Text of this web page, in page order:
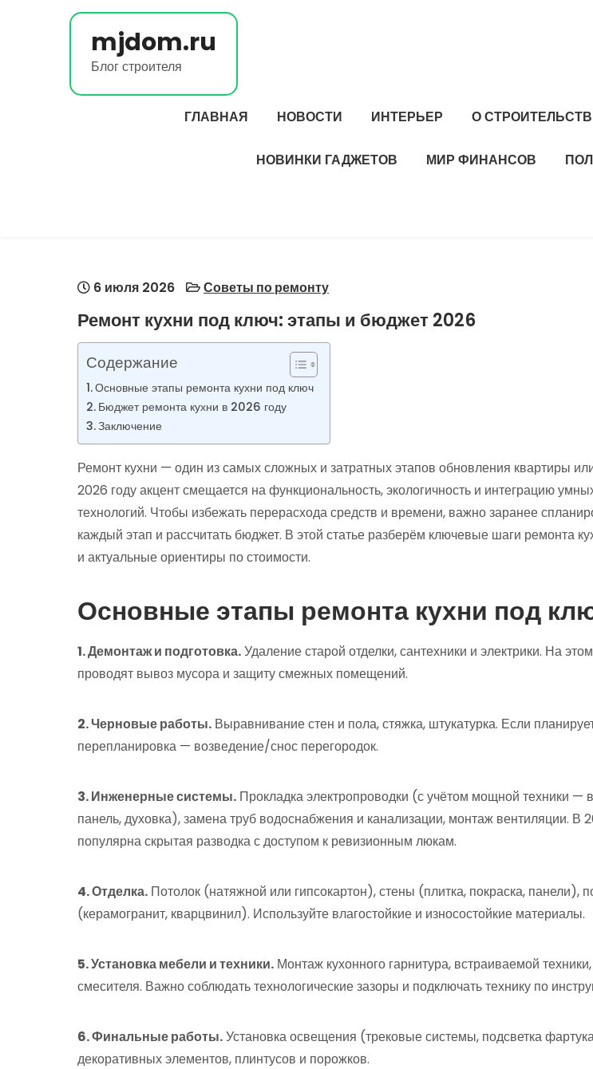
mjdom.ru
Блог строителя
ГЛАВНАЯ НОВОСТИ ИНТЕРЬЕР О
НОВИНКИ ГАДЖЕТОВ МИР ФИНАНСОВ
6 июля 2026 Советы по ремонту
Ремонт кухни под ключ: этапы и бюджет 2026
Содержание
Основные этапы ремонта кухни под ключ
Бюджет ремонта кухни в 2026 году
Заключение
Ремонт кухни — один из самых сложных и затратных этапов обновления квартиры
2026 году акцент смещается на функциональность, экологичность и интеграцию
технологий. Чтобы избежать перерасхода средств и времени, важно заранее
каждый этап и рассчитать бюджет. В этой статье разберём ключевые шаги ремонта
и актуальные ориентиры по стоимости.
Основные этапы ремонта кухни под
1. Демонтаж и подготовка.Удаление старой отделки, сантехники и электрики. На
проводят вывоз мусора и защиту смежных помещений.
2. Черновые работы. Выравнивание стен и пола, стяжка, штукатурка. Если
перепланировка — возведение/снос перегородок.
3. Инженерные системы. Прокладка электропроводки (с учётом мощной техники —
панель, духовка), замена труб водоснабжения и канализации, монтаж вентиляции. В
популярна скрытая разводка с доступом к ревизионным люкам.
4. Отделка. Потолок (натяжной или гипсокартон), стены (плитка, покраска, панели),
(керамогранит, кварцвинил). Используйте влагостойкие и износостойкие материалы.
5. Установка мебели и техники. Монтаж кухонного гарнитура, встраиваемой
смесителя. Важно соблюдать технологические зазоры и подключать технику по
6. Финальные работы.Установка освещения (трековые системы, подсветка
декоративных элементов, плинтусов и порожков.